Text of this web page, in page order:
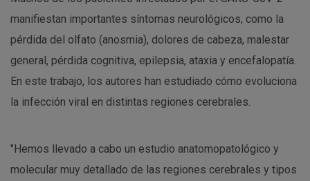
manifiestan importantes síntomas neurológicos, como la
pérdida del olfato (anosmia), dolores de cabeza, malestar
general, pérdida cognitiva, epilepsia, ataxia y encefalopatía.
En este trabajo, los autores han estudiado cómo evoluciona
la infección viral en distintas regiones cerebrales.
"Hemos llevado a cabo un estudio anatomopatológico y
molecular muy detallado de las regiones cerebrales y tipos